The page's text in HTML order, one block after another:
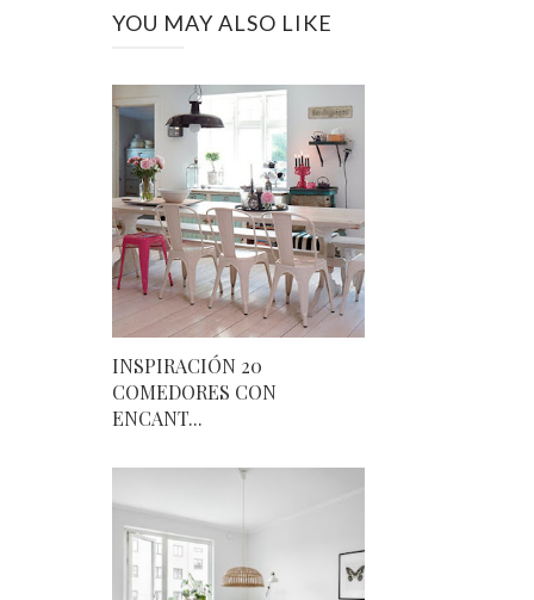
YOU MAY ALSO LIKE
INSPIRACIÓN 20
COMEDORES CON
ENCANT...